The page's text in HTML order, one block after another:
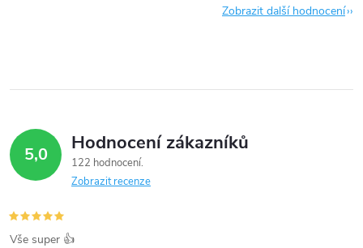
Zobrazit další hodnocení
5,0 Hodnocení zákazníků
122 hodnocení
Zobrazit recenze
Vše super 👍